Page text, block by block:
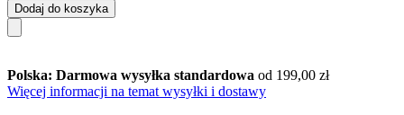
Dodaj do koszyka
Polska: Darmowa wysyłka standardowa od 199,00 zł
Więcej informacji na temat wysyłki i dostawy